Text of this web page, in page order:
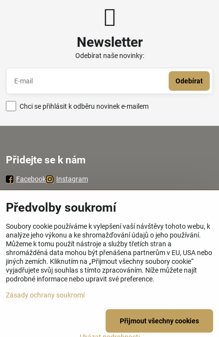
Newsletter
Odebírat naše novinky:
Odebírat
Chci se přihlásit k odběru novinek e-mailem
Přidejte se k nám
Facebook Instagram
Zavoláme Vám zpátky
Váš telefon*
Odeslat
Copyright
Předvolby soukromí
Soubory cookie používáme k vylepšení vaší návštěvy tohoto webu, k
analýze jeho výkonu a ke shromažďování údajů o jeho používání.
Můžeme k tomu použít nástroje a služby třetích stran a
shromážděná data mohou být přenášena partnerům v EU, USA nebo
jiných zemích. Kliknutím na „Přijmout všechny soubory cookie“
vyjadřujete svůj souhlas s tímto zpracováním. Níže můžete najít
podrobné informace nebo upravit své preference.
Zásady ochrany soukromí
Přijmout všechny cookies